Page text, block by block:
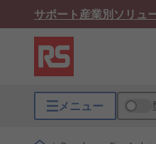
サポート産業別ソリュ
メニュー